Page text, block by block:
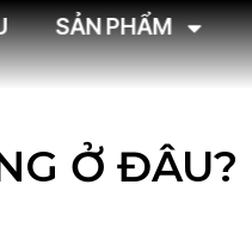
SẢN PHẨM
Ở ĐÂU?